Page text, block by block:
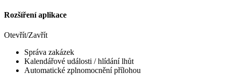
Rozšíření aplikace
Otevřít/Zavřít
Správa zakázek
Kalendářové události / hlídání lhůt
Automatické zplnomocnění přílohou